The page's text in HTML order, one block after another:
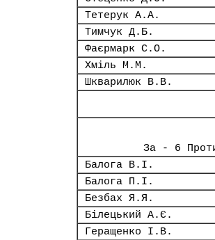
Тетерук А.А.
Тимчук Д.Б.
Фаєрмарк С.О.
Хміль М.М.
Шкварилюк В.В.
За - 6
Балога В.І.
Балога П.І.
Безбах Я.Я.
Білецький А.Є.
Геращенко І.В.